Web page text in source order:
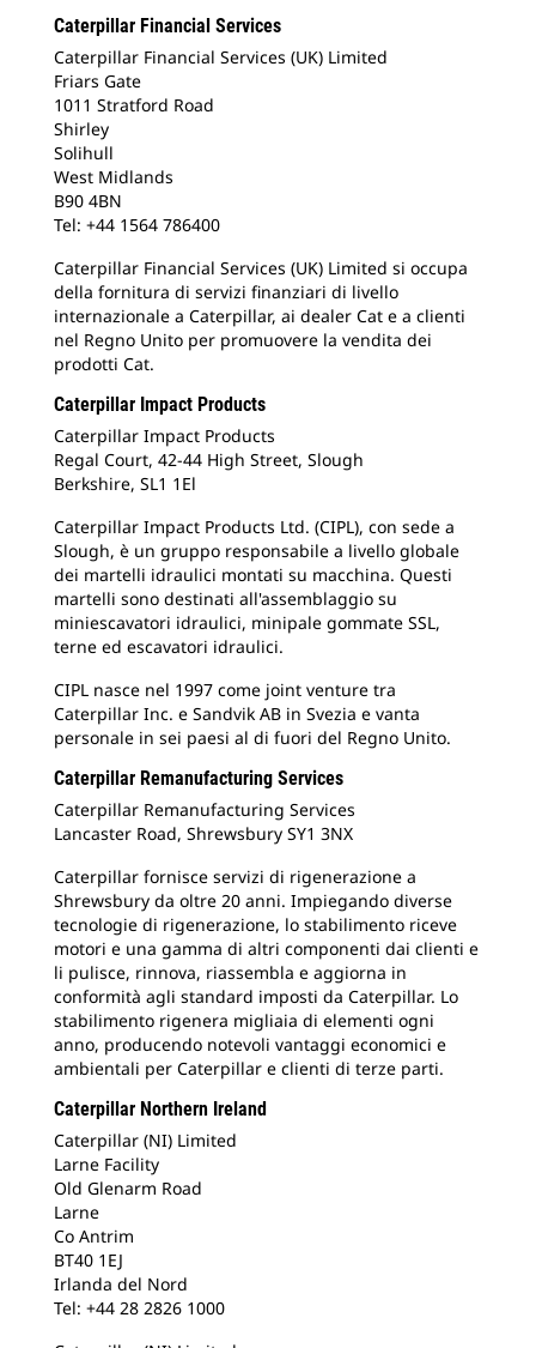
Caterpillar Financial Services
Caterpillar Financial Services (UK) Limited
Friars Gate
1011 Stratford Road
Shirley
Solihull
West Midlands
B90 4BN
Tel: +44 1564 786400
Caterpillar Financial Services (UK) Limited si occupa
della fornitura di servizi finanziari di livello
internazionale a Caterpillar, ai dealer Cat e a clienti
nel Regno Unito per promuovere la vendita dei
prodotti Cat.
Caterpillar Impact Products
Caterpillar Impact Products
Regal Court, 42-44 High Street, Slough
Berkshire, SL1 1El
Caterpillar Impact Products Ltd. (CIPL), con sede a
Slough, è un gruppo responsabile a livello globale
dei martelli idraulici montati su macchina. Questi
martelli sono destinati all'assemblaggio su
miniescavatori idraulici, minipale gommate SSL,
terne ed escavatori idraulici.
CIPL nasce nel 1997 come joint venture tra
Caterpillar Inc. e Sandvik AB in Svezia e vanta
personale in sei paesi al di fuori del Regno Unito.
Caterpillar Remanufacturing Services
Caterpillar Remanufacturing Services
Lancaster Road, Shrewsbury SY1 3NX
Caterpillar fornisce servizi di rigenerazione a
Shrewsbury da oltre 20 anni. Impiegando diverse
tecnologie di rigenerazione, lo stabilimento riceve
motori e una gamma di altri componenti dai clienti e
li pulisce, rinnova, riassembla e aggiorna in
conformità agli standard imposti da Caterpillar. Lo
stabilimento rigenera migliaia di elementi ogni
anno, producendo notevoli vantaggi economici e
ambientali per Caterpillar e clienti di terze parti.
Caterpillar Northern Ireland
Caterpillar (NI) Limited
Larne Facility
Old Glenarm Road
Larne
Co Antrim
BT40 1EJ
Irlanda del Nord
Tel: +44 28 2826 1000